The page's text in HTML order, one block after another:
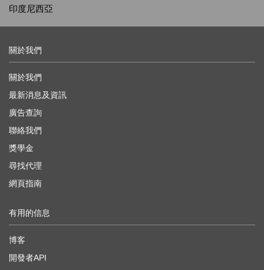
印度尼西亞
關於我們
關於我們
最新消息及資訊
廣告查詢
聯絡我們
獎學金
尋找代理
網頁指南
有用的信息
博客
開發者API